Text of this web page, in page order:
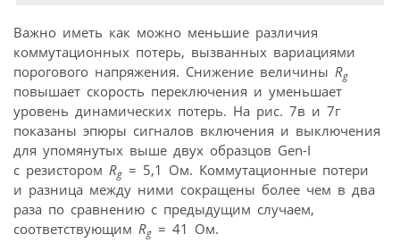
Важно иметь как можно меньшие различия
коммутационных потерь, вызванных вариациями
порогового напряжения. Снижение величины Rg
повышает скорость переключения и уменьшает
уровень динамических потерь. На рис. 7в и 7г
показаны эпюры сигналов включения и выключения
для упомянутых выше двух образцов Gen-I
с резистором Rg = 5,1 Ом. Коммутационные потери
и разница между ними сокращены более чем в два
раза по сравнению с предыдущим случаем,
соответствующим Rg = 41 Ом.